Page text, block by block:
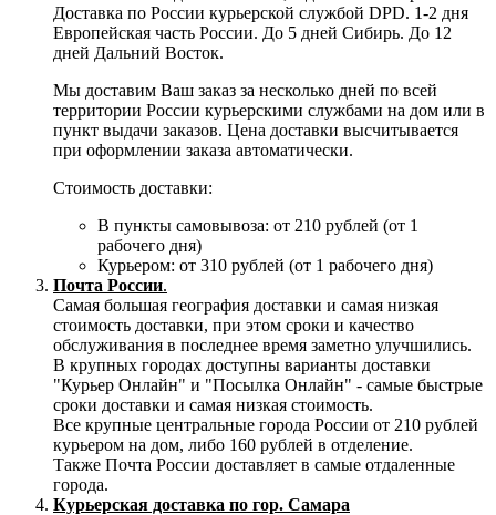
Доставка по России курьерской службой DPD. 1-2 дня
Европейская часть России. До 5 дней Сибирь. До 12
дней Дальний Восток.
Мы доставим Ваш заказ за несколько дней по всей
территории России курьерскими службами на дом или в
пункт выдачи заказов. Цена доставки высчитывается
при оформлении заказа автоматически.
Стоимость доставки:
В пункты самовывоза: от 210 рублей (от 1
рабочего дня)
Курьером: от 310 рублей (от 1 рабочего дня)
Почта России.
Самая большая география доставки и самая низкая
стоимость доставки, при этом сроки и качество
обслуживания в последнее время заметно улучшились.
В крупных городах доступны варианты доставки
"Курьер Онлайн" и "Посылка Онлайн" - самые быстрые
сроки доставки и самая низкая стоимость.
Все крупные центральные города России от 210 рублей
курьером на дом, либо 160 рублей в отделение.
Также Почта России доставляет в самые отдаленные
города.
Курьерская доставка по гор. Самара